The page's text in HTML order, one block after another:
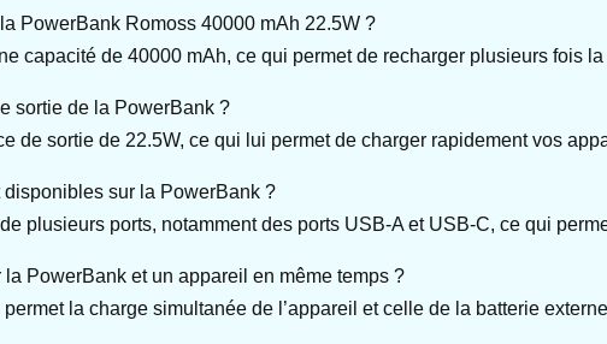
PowerBank Romoss 40000 mAh 22.5W ?
capacité de 40000 mAh, ce qui permet de recharger plusieurs fois
sortie de la PowerBank ?
de sortie de 22.5W, ce qui lui permet de charger rapidement vos
sur la PowerBank ?
plusieurs ports, notamment des ports USB-A et USB-C, ce qui
PowerBank et un appareil en même temps ?
la charge simultanée de l’appareil et celle de la batterie